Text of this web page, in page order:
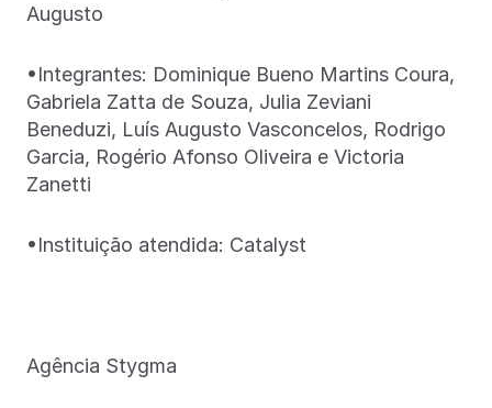
Augusto
•Integrantes: Dominique Bueno Martins Coura,
Gabriela Zatta de Souza, Julia Zeviani
Beneduzi, Luís Augusto Vasconcelos, Rodrigo
Garcia, Rogério Afonso Oliveira e Victoria
Zanetti
•Instituição atendida: Catalyst
Agência Stygma